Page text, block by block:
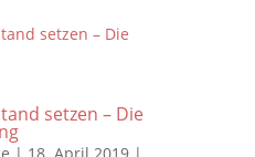
setzen – Die